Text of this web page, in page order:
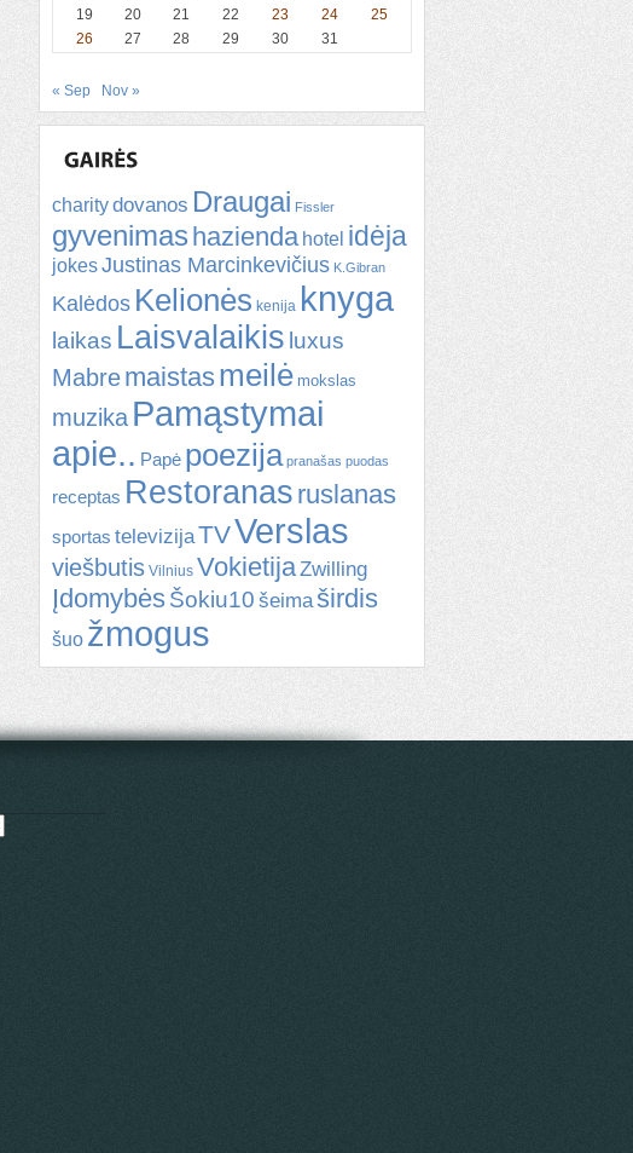
19
20 21 22 23 24
25
26
27 28 29 30 31
« Sep Nov »
charitydovanos Draugai Fissler
gyvenimas hazienda hotel idėja
jokesJustinas Marcinkevičius K.Gibran
Kalėdos Kelionės kenija knyga
laikas Laisvalaikis luxus
Mabremaistasmeilė mokslas
muzika Pamąstymai
apie.. Papė poezija pranašas puodas
receptas Restoranas ruslanas
sportas televizijaTVVerslas
viešbutis Vilnius VokietijaZwilling
ĮdomybėsŠokiu10 šeimaširdis
šuo žmogus